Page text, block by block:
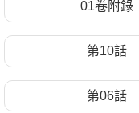
01卷附錄
第10話
第06話